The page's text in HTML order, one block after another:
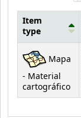
Holdings
Item
type
Mapa
- Material
cartográfico